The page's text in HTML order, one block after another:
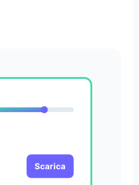
Scarica